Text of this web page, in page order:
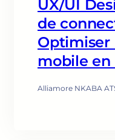
UX/UI
de
Optimiser
mobile en
Alliamore NKABA